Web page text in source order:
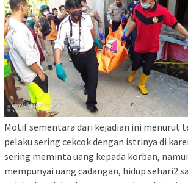
Motif sementara dari kejadian ini menurut
pelaku sering cekcok dengan istrinya di
sering meminta uang kepada korban,
mempunyai uang cadangan, hidup sehari2